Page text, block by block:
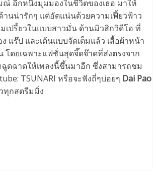
ณ์ อีกหนึ่งมุมมองในชีวิตของเธอ มาให้
นน่ารักๆ แต่อัดแน่นด้วยความเฟี้ยวฟ้าว
เปรี้ยวในแบบสาวมั่น ด้านมิวสิกวิดีโอ ที่
แร๊ป และเต้นแบบจัดเต็มแล้ว เสื้อผ้าหน้า
โดยเฉพาะแฟชั่นสุดจี๊ดจ๊าดที่ส่งตรงจาก
ดฉาดให้เพลงนี้ขึ้นมาอีก ซึ่งสามารถชม
TSUNARI หรือจะฟังถี่ๆบ่อยๆ Dai Pao
ทุกสตรีมมิ่ง